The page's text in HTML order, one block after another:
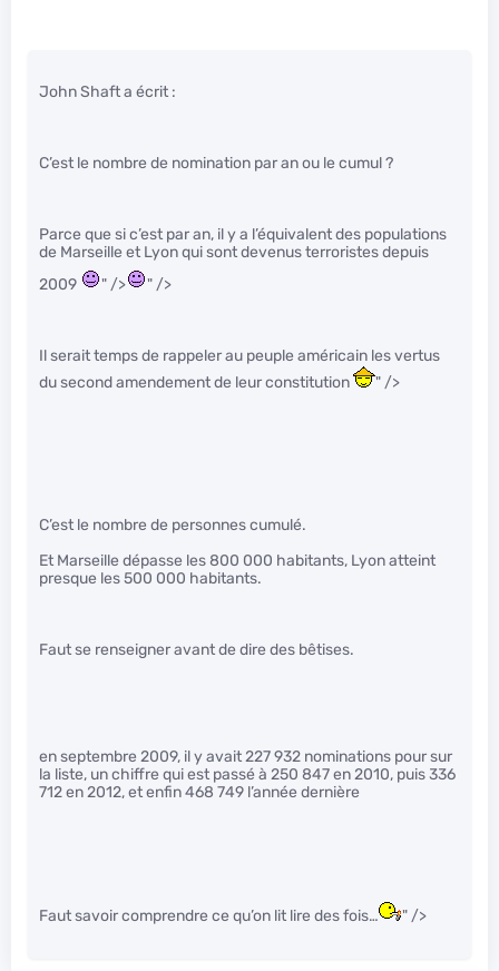
John Shaft a écrit :
C’est le nombre de nomination par an ou le cumul ?
Parce que si c’est par an, il y a l’équivalent des populations
de Marseille et Lyon qui sont devenus terroristes depuis
2009
" /> " />
Il serait temps de rappeler au peuple américain les vertus
du second amendement de leur constitution
" />
C’est le nombre de personnes cumulé.
Et Marseille dépasse les 800 000 habitants, Lyon atteint
presque les 500 000 habitants.
Faut se renseigner avant de dire des bêtises.
en septembre 2009, il y avait 227 932 nominations pour sur
la liste, un chiffre qui est passé à 250 847 en 2010, puis 336
712 en 2012, et enfin 468 749 l’année dernière
Faut savoir comprendre ce qu’on lit lire des fois… " />